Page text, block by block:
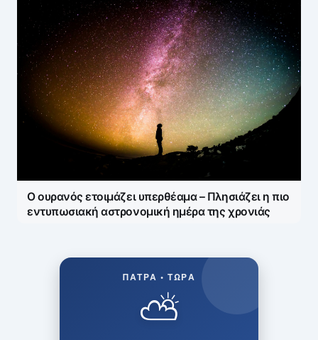
Ο ουρανός ετοιμάζει υπερθέαμα – Πλησιάζει η πιο
εντυπωσιακή αστρονομική ημέρα της χρονιάς
ΠΆΤΡΑ • ΤΏΡΑ
⛅